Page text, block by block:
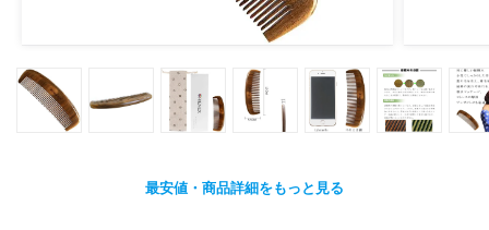
最安値・商品詳細をもっと見る